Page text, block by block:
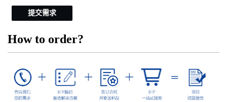
提交需求
How to order?